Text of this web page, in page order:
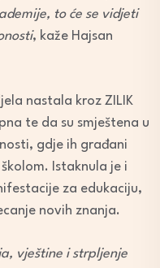
to će se vidjeti
, kaže Hajsan
nastala kroz ZILIK
te da su smještena u
gdje ih građani
Istaknula je i
za edukaciju,
novih znanja.
vještine i strpljenje